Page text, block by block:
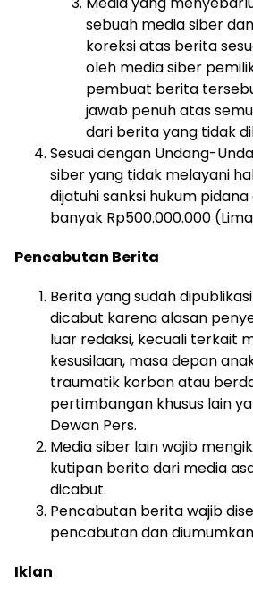
sebuah media siber
koreksi atas berita
oleh media siber
pembuat berita
jawab penuh atas
dari berita yang tidak
Sesuai dengan Undang-
siber yang tidak melayani
dijatuhi sanksi hukum
banyak Rp500.000.000
Pencabutan Berita
Berita yang sudah
dicabut karena alasan
luar redaksi, kecuali terkait
kesusilaan, masa depan
traumatik korban atau
pertimbangan khusus lain
Dewan Pers.
Media siber lain wajib
kutipan berita dari media
dicabut.
Pencabutan berita wajib
pencabutan dan
Iklan